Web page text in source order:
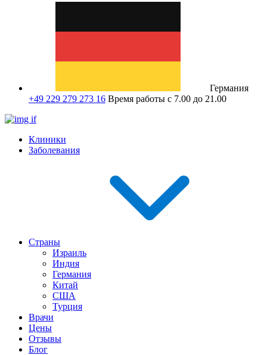
Германия
+49 229 279 273 16 Время работы с 7.00 до 21.00
Клиники
Заболевания
Страны
Израиль
Индия
Германия
Китай
США
Турция
Врачи
Цены
Отзывы
Блог